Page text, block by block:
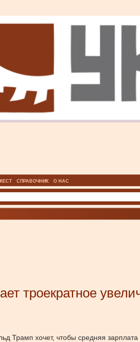
СПРАВОЧНИК О НАС
троекратное
Трамп хочет, чтобы средняя